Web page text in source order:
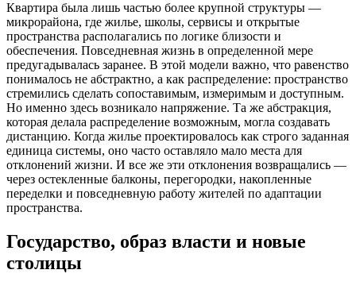
Квартира была лишь частью более крупной структуры —
микрорайона, где жилье, школы, сервисы и открытые
пространства располагались по логике близости и
обеспечения. Повседневная жизнь в определенной мере
предугадывалась заранее. В этой модели важно, что равенство
понималось не абстрактно, а как распределение: пространство
стремились сделать сопоставимым, измеримым и доступным.
Но именно здесь возникало напряжение. Та же абстракция,
которая делала распределение возможным, могла создавать
дистанцию. Когда жилье проектировалось как строго заданная
единица системы, оно часто оставляло мало места для
отклонений жизни. И все же эти отклонения возвращались —
через остекленные балконы, перегородки, накопленные
переделки и повседневную работу жителей по адаптации
пространства.
Государство, образ власти и новые
столицы